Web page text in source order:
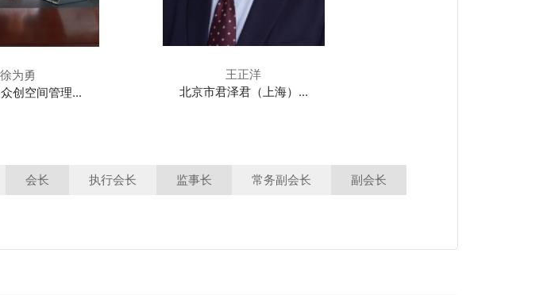
徐为勇
创空间管理...
王正洋
北京市君泽君（上海）...
会长 执行会长 监事长 常务副会长 副会长